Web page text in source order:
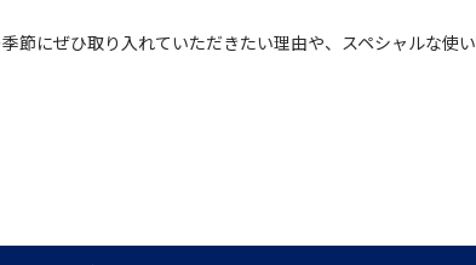
節にぜひ取り入れていただきたい理由や、スペシャルな使い